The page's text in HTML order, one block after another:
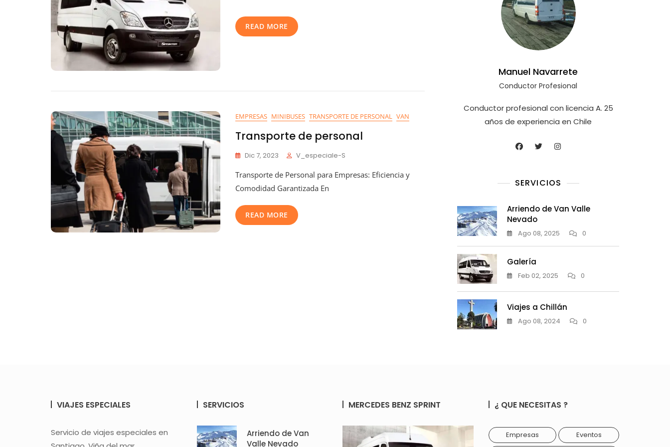
READ MORE
EMPRESAS MINIBUSES TRANSPORTE DE PERSONAL VAN
Transporte de personal
Dic 7, 2023 V_especiale-S
Transporte de Personal para Empresas: Eficiencia y
Comodidad Garantizada En
READ MORE
Manuel Navarrete
Conductor Profesional
Conductor profesional con licencia A. 25
años de experiencia en Chile
SERVICIOS
Arriendo de Van Valle
Nevado
Ago 08, 2025 0
Galería
Feb 02, 2025 0
Viajes a Chillán
Ago 08, 2024 0
VIAJES ESPECIALES
Servicio de viajes especiales en
SERVICIOS
Arriendo de Van
Valle Nevado
MERCEDES BENZ SPRINT ¿ QUE NECESITAS ?
Empresas Eventos